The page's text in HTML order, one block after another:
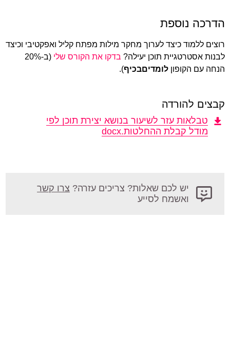
הדרכה נוספת
רוצים ללמוד כיצד לערוך מחקר מילות מפתח קליל ואפקטיבי וכיצד
לבנות אסטרטגיית תוכן יעילה? בדקו את הקורס שלי
(ב-20%
הנחה עם הקופון לומדיםבכיף).
קבצים להורדה
טבלאות עזר לשיעור בנושא יצירת תוכן לפי
מודל קבלת ההחלטות.docx
יש לכם שאלות? צריכים עזרה? צרו קשר
ואשמח לסייע